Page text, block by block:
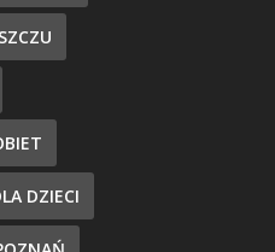
DZIECI